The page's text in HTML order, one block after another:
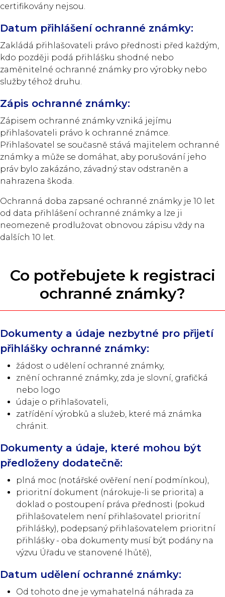
certifikovány nejsou.
Datum přihlášení ochranné známky:
Zakládá přihlašovateli právo přednosti před každým,
kdo později podá přihlášku shodné nebo
zaměnitelné ochranné známky pro výrobky nebo
služby téhož druhu.
Zápis ochranné známky:
Zápisem ochranné známky vzniká jejímu
přihlašovateli právo k ochranné známce.
Přihlašovatel se současně stává majitelem ochranné
známky a může se domáhat, aby porušování jeho
práv bylo zakázáno, závadný stav odstraněn a
nahrazena škoda.
Ochranná doba zapsané ochranné známky je 10 let
od data přihlášení ochranné známky a lze ji
neomezeně prodlužovat obnovou zápisu vždy na
dalších 10 let.
Co potřebujete k registraci
ochranné známky?
Dokumenty a údaje nezbytné pro přijetí
přihlášky ochranné známky:
žádost o udělení ochranné známky,
znění ochranné známky, zda je slovní, grafičká
nebo logo
údaje o přihlašovateli,
zatřídění výrobků a služeb, které má známka
chránit.
Dokumenty a údaje, které mohou být
předloženy dodatečně:
plná moc (notářské ověření není podmínkou),
prioritní dokument (nárokuje-li se priorita) a
doklad o postoupení práva přednosti (pokud
přihlašovatelem není přihlašovatel prioritní
přihlášky), podepsaný přihlašovatelem prioritní
přihlášky - oba dokumenty musí být podány na
výzvu Úřadu ve stanovené lhůtě),
Datum udělení ochranné známky:
Od tohoto dne je vymahatelná náhrada za